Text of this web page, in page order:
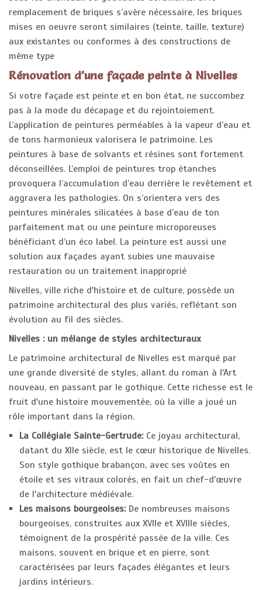
remplacement de briques s’avère nécessaire, les briques
mises en oeuvre seront similaires (teinte, taille, texture)
aux existantes ou conformes à des constructions de
même type
Rénovation d’une façade peinte à Nivelles
Si votre façade est peinte et en bon état, ne succombez
pas à la mode du décapage et du rejointoiement.
L’application de peintures perméables à la vapeur d’eau et
de tons harmonieux valorisera le patrimoine. Les
peintures à base de solvants et résines sont fortement
déconseillées. L’emploi de peintures trop étanches
provoquera l’accumulation d’eau derrière le revêtement et
aggravera les pathologies. On s’orientera vers des
peintures minérales silicatées à base d’eau de ton
parfaitement mat ou une peinture microporeuses
bénéficiant d’un éco label. La peinture est aussi une
solution aux façades ayant subies une mauvaise
restauration ou un traitement inapproprié
Nivelles, ville riche d'histoire et de culture, possède un
patrimoine architectural des plus variés, reflétant son
évolution au fil des siècles.
Nivelles : un mélange de styles architecturaux
Le patrimoine architectural de Nivelles est marqué par
une grande diversité de styles, allant du roman à l'Art
nouveau, en passant par le gothique. Cette richesse est le
fruit d'une histoire mouvementée, où la ville a joué un
rôle important dans la région.
La Collégiale Sainte-Gertrude:Ce joyau architectural,
datant du XIIe siècle, est le cœur historique de Nivelles.
Son style gothique brabançon, avec ses voûtes en
étoile et ses vitraux colorés, en fait un chef-d'œuvre
de l'architecture médiévale.
Les maisons bourgeoises:De nombreuses maisons
bourgeoises, construites aux XVIIe et XVIIIe siècles,
témoignent de la prospérité passée de la ville. Ces
maisons, souvent en brique et en pierre, sont
caractérisées par leurs façades élégantes et leurs
jardins intérieurs.